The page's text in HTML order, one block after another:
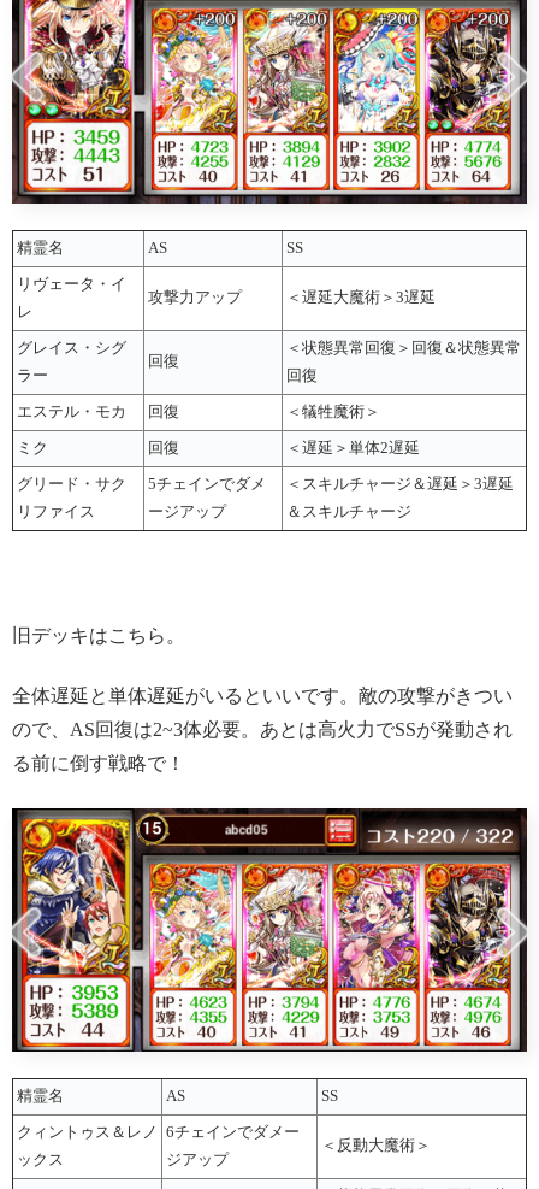
精霊名 AS SS
リヴェータ・イ
レ
攻撃力アップ ＜遅延大魔術＞3遅延
グレイス・シグ
ラー
回復
＜状態異常回復＞回復＆状態異常
回復
エステル・モカ 回復 ＜犠牲魔術＞
ミク 回復 ＜遅延＞単体2遅延
グリード・サク
リファイス
5チェインでダメ
ージアップ
＜スキルチャージ＆遅延＞3遅延
＆スキルチャージ
旧デッキはこちら。
全体遅延と単体遅延がいるといいです。敵の攻撃がきつい
ので、AS回復は2~3体必要。あとは高火力でSSが発動され
る前に倒す戦略で！
精霊名 AS SS
クィントゥス＆レノ
ックス
6チェインでダメー
ジアップ
＜反動大魔術＞